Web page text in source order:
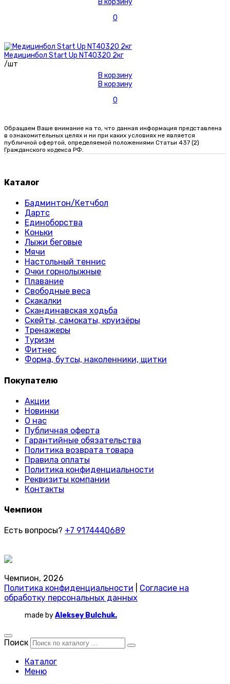
В корзину
0
Медицинбол Start Up NT40320 2кг
/шт
В корзину
В корзину
0
Обращаем Ваше внимание на то, что данная информация представлена
в ознакомительных целях и ни при каких условиях не является
публичной офертой, определяемой положениями Статьи 437 (2)
Гражданского кодекса РФ.
Каталог
Бадминтон/Кетчбол
Дартс
Единоборства
Коньки
Лыжи беговые
Мячи
Настольный теннис
Очки горнолыжные
Плавание
Свободные веса
Скакалки
Скандинавская ходьба
Скейты, самокаты, круизёры
Тренажеры
Туризм
Фитнес
Форма, бутсы, наколенники, щитки
Покупателю
Акции
Новинки
О нас
Публичная оферта
Гарантийные обязательства
Политика возврата товара
Правила оплаты
Политика конфиденциальности
Реквизиты компании
Контакты
Чемпион
Есть вопросы? +7 9174440689
Чемпион, 2026
Политика конфиденциальности
Согласие на
обработку персональных данных
made byAleksey Bulchuk.
Поиск
Каталог
Меню